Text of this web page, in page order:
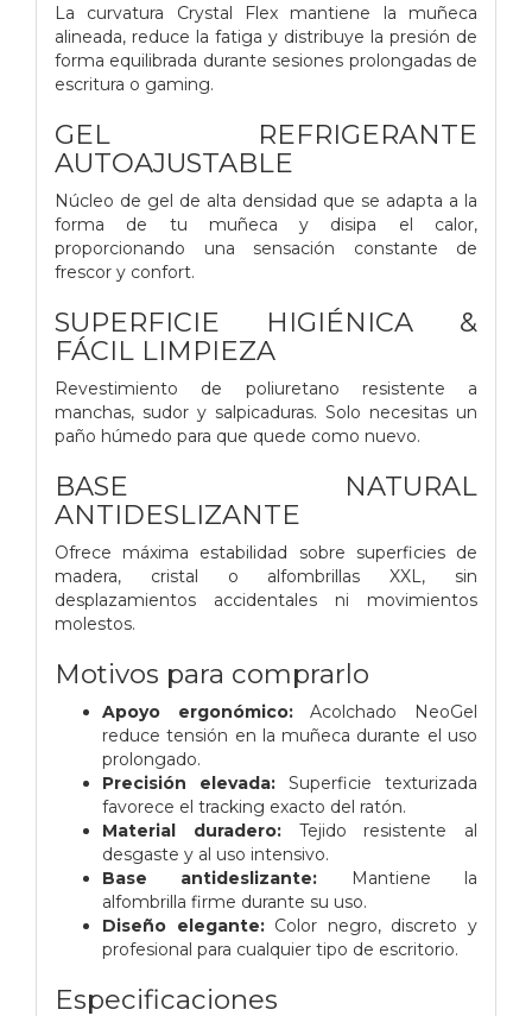
La curvatura Crystal Flex mantiene la muñeca
alineada, reduce la fatiga y distribuye la presión de
forma equilibrada durante sesiones prolongadas de
escritura o gaming.
GEL REFRIGERANTE
AUTOAJUSTABLE
Núcleo de gel de alta densidad que se adapta a la
forma de tu muñeca y disipa el calor,
proporcionando una sensación constante de
frescor y confort.
SUPERFICIE HIGIÉNICA &
FÁCIL LIMPIEZA
Revestimiento de poliuretano resistente a
manchas, sudor y salpicaduras. Solo necesitas un
paño húmedo para que quede como nuevo.
BASE NATURAL
ANTIDESLIZANTE
Ofrece máxima estabilidad sobre superficies de
madera, cristal o alfombrillas XXL, sin
desplazamientos accidentales ni movimientos
molestos.
Motivos para comprarlo
Apoyo ergonómico:Acolchado NeoGel
reduce tensión en la muñeca durante el uso
prolongado.
Precisión elevada: Superficie texturizada
favorece el tracking exacto del ratón.
Material duradero:Tejido resistente al
desgaste y al uso intensivo.
Base antideslizante: Mantiene la
alfombrilla firme durante su uso.
Diseño elegante:Color negro, discreto y
profesional para cualquier tipo de escritorio.
Especificaciones